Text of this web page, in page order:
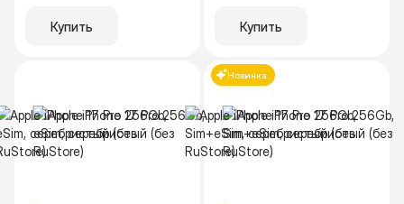
Купить Купить
Новинка